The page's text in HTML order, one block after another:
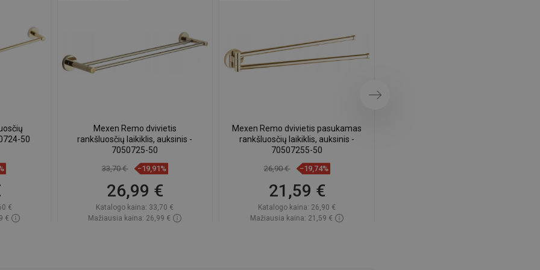
50
€
€
Mexen Remo dvivietis
rankšluosčių laikiklis, auksinis -
7050725-50
33,70 € −19,91%
26,99 €
Katalogo kaina: 33,70 €
Mažiausia kaina: 26,99 €
Mexen Remo dvivietis pasukamas
rankšluosčių laikiklis, auksinis -
70507255-50
26,90 € −19,74%
21,59 €
Katalogo kaina: 26,90 €
Mažiausia kaina: 21,59 €
Tęsti
SLOVENIAN